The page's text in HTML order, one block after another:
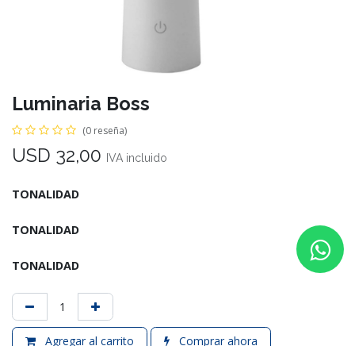
Luminaria Boss
(0 reseña)
USD 32,00 IVA incluido
TONALIDAD
TONALIDAD
TONALIDAD
Agregar al carrito Comprar ahora